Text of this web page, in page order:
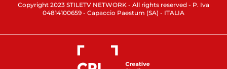
Copyright 2023 STILETV NETWORK - All rights reserved - P. Iva
04814100659 - Capaccio Paestum (SA) - ITALIA